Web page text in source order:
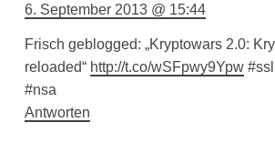
6. September 2013 @ 15:44
Frisch geblogged: „Kryptowars 2.0:
reloaded“ http://t.co/wSFpwy9Ypw#ssl
#nsa
Antworten